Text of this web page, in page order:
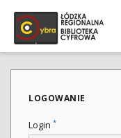
LOGOWANIE
Login *